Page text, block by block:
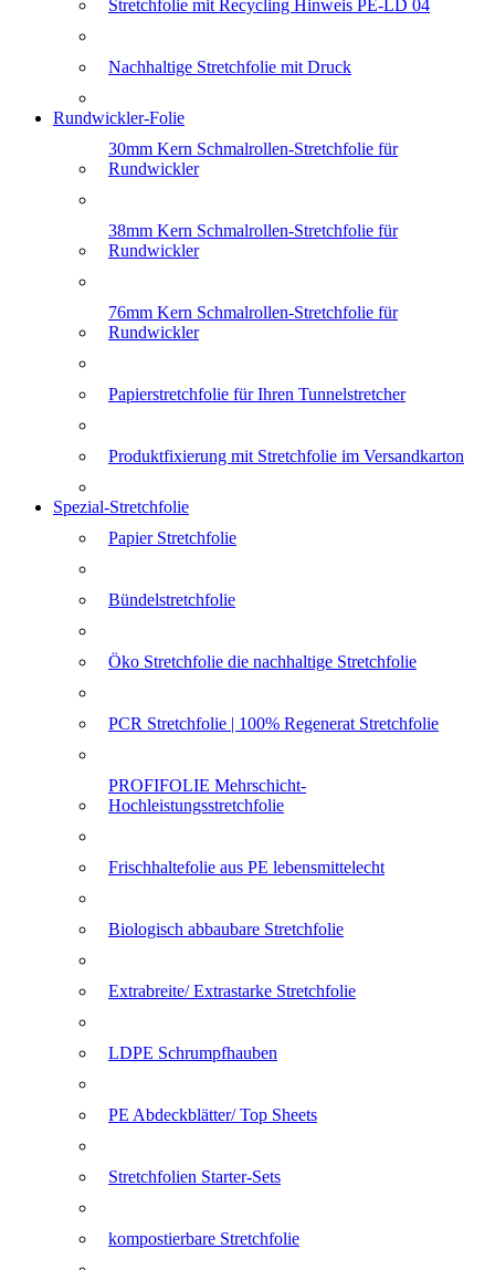
Stretchfolie mit Recycling Hinweis PE-LD 04
Nachhaltige Stretchfolie mit Druck
Rundwickler-Folie
30mm Kern Schmalrollen-Stretchfolie für
Rundwickler
38mm Kern Schmalrollen-Stretchfolie für
Rundwickler
76mm Kern Schmalrollen-Stretchfolie für
Rundwickler
Papierstretchfolie für Ihren Tunnelstretcher
Produktfixierung mit Stretchfolie im Versandkarton
Spezial-Stretchfolie
Papier Stretchfolie
Bündelstretchfolie
Öko Stretchfolie die nachhaltige Stretchfolie
PCR Stretchfolie | 100% Regenerat Stretchfolie
PROFIFOLIE Mehrschicht-
Hochleistungsstretchfolie
Frischhaltefolie aus PE lebensmittelecht
Biologisch abbaubare Stretchfolie
Extrabreite/ Extrastarke Stretchfolie
LDPE Schrumpfhauben
PE Abdeckblätter/ Top Sheets
Stretchfolien Starter-Sets
kompostierbare Stretchfolie